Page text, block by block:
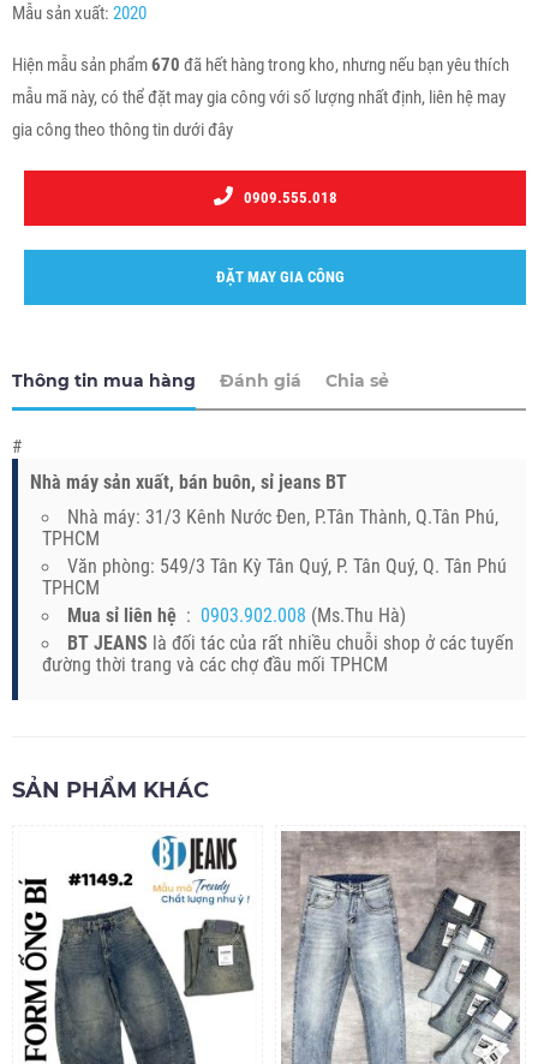
Mẫu sản xuất: 2020
Hiện mẫu sản phẩm670 đã hết hàng trong kho, nhưng nếu bạn yêu thích
mẫu mã này, có thể đặt may gia công với số lượng nhất định, liên hệ may
gia công theo thông tin dưới đây
0909.555.018
ĐẶT MAY GIA CÔNG
Thông tin mua hàng Đánh giá Chia sẻ
#
Nhà máy sản xuất, bán buôn, sỉ jeans BT
Nhà máy: 31/3 Kênh Nước Đen, P.Tân Thành, Q.Tân Phú,
TPHCM
Văn phòng: 549/3 Tân Kỳ Tân Quý, P. Tân Quý, Q. Tân Phú
TPHCM
Mua sỉ liên hệ : 0903.902.008 (Ms.Thu Hà)
BT JEANS là đối tác của rất nhiều chuỗi shop ở các tuyến
đường thời trang và các chợ đầu mối TPHCM
SẢN PHẨM KHÁC